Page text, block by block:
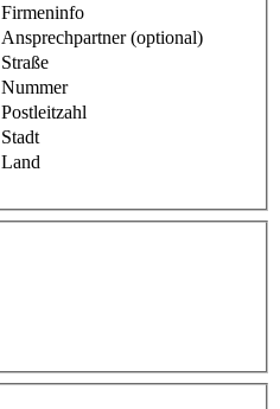
Firmeninfo
Ansprechpartner (optional)
Straße
Nummer
Postleitzahl
Stadt
Land